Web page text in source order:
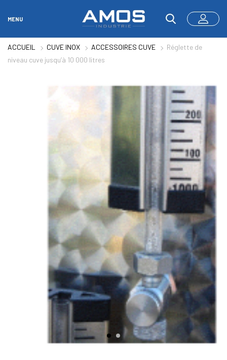
MENU
ACCUEIL CUVE INOX ACCESSOIRES CUVE
Réglette de
niveau cuve jusqu’à 10 000 litres